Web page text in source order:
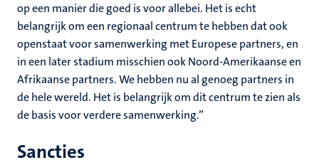
op een manier die goed is voor allebei. Het is echt
belangrijk om een regionaal centrum te hebben dat ook
openstaat voor samenwerking met Europese partners, en
in een later stadium misschien ook Noord-Amerikaanse en
Afrikaanse partners. We hebben nu al genoeg partners in
de hele wereld. Het is belangrijk om dit centrum te zien als
de basis voor verdere samenwerking.”
Sancties